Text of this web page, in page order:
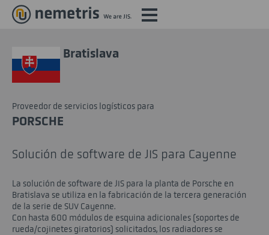
Bratislava
Proveedor de servicios logísticos para
PORSCHE
Solución de software de JIS para Cayenne
La solución de software de JIS para la planta de Porsche en
Bratislava se utiliza en la fabricación de la tercera generación
de la serie de SUV Cayenne.
Con hasta 600 módulos de esquina adicionales (soportes de
rueda/cojinetes giratorios) solicitados, los radiadores se